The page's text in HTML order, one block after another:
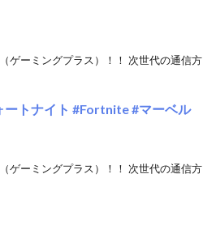
ゲーミングプラス）！！ 次世代の通信方
ートナイト #Fortnite #マーベル
ゲーミングプラス）！！ 次世代の通信方